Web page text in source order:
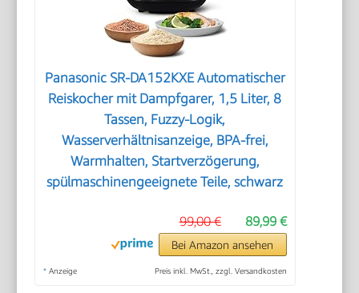
Panasonic SR-DA152KXE Automatischer
Reiskocher mit Dampfgarer, 1,5 Liter, 8
Tassen, Fuzzy-Logik,
Wasserverhältnisanzeige, BPA-frei,
Warmhalten, Startverzögerung,
spülmaschinengeeignete Teile, schwarz
89,99 €
99,00 €
Bei Amazon ansehen
* Anzeige Preis inkl. MwSt., zzgl. Versandkosten